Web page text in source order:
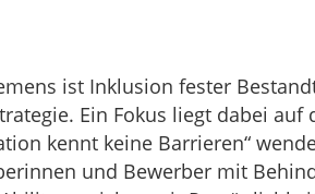
ist Inklusion fester
Ein Fokus liegt dabei
kennt keine Barrieren“
und Bewerber mit